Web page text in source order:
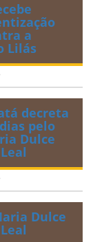
a
Lilás
decreta
pelo
Dulce
Dulce